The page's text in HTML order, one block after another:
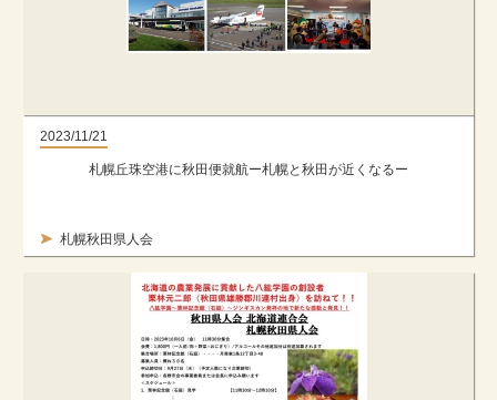
2023/11/21
札幌秋田県人会
札幌丘珠空港に秋田便就航ー札幌と秋田が近くなるー